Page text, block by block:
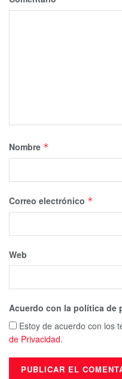
Nombre *
Correo electrónico *
Web
Acuerdo con la política de
Estoy de acuerdo con los
de Privacidad.